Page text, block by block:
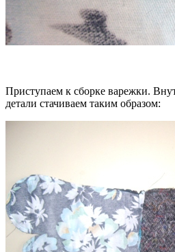
Приступаем к сборке варежки.
детали стачиваем таким образом: